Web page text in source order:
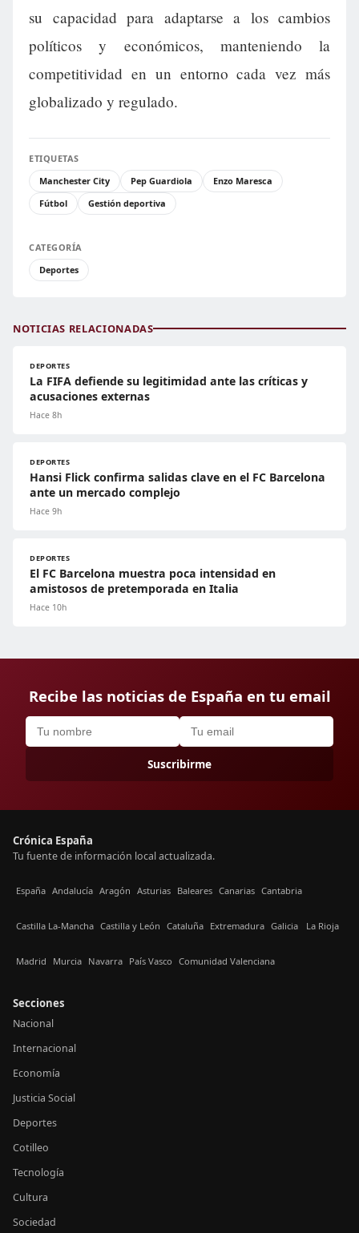
su capacidad para adaptarse a los cambios
políticos y económicos, manteniendo la
competitividad en un entorno cada vez más
globalizado y regulado.
ETIQUETAS
Manchester City
Pep Guardiola
Enzo Maresca
Fútbol
Gestión deportiva
CATEGORÍA
Deportes
NOTICIAS RELACIONADAS
DEPORTES
La FIFA defiende su legitimidad ante las críticas y
acusaciones externas
Hace 8h
DEPORTES
Hansi Flick confirma salidas clave en el FC Barcelona
ante un mercado complejo
Hace 9h
DEPORTES
El FC Barcelona muestra poca intensidad en
amistosos de pretemporada en Italia
Hace 10h
Recibe las noticias de España en tu email
Suscribirme
Crónica España
Tu fuente de información local actualizada.
España Andalucía Aragón Asturias Baleares Canarias Cantabria
Castilla La-Mancha Castilla y León Cataluña Extremadura Galicia La Rioja
Madrid Murcia Navarra País Vasco Comunidad Valenciana
Secciones
Nacional
Internacional
Economía
Justicia Social
Deportes
Cotilleo
Tecnología
Cultura
Sociedad